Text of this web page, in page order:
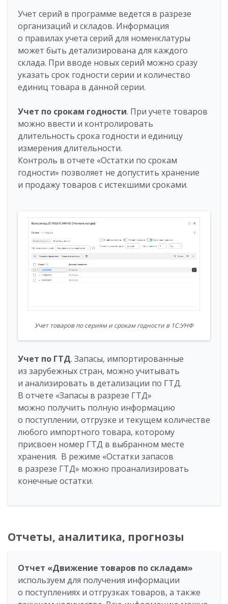
Учет серий в программе ведется в разрезе
организаций и складов. Информация
о правилах учета серий для номенклатуры
может быть детализирована для каждого
склада. При вводе новых серий можно сразу
указать срок годности серии и количество
единиц товара в данной серии.
Учет по срокам годности. При учете товаров
можно ввести и контролировать
длительность срока годности и единицу
измерения длительности.
Контроль в отчете «Остатки по срокам
годности» позволяет не допустить хранение
и продажу товаров с истекшими сроками.
Учет товаров по сериям и срокам годности в 1С:УНФ
Учет по ГТД. Запасы, импортированные
из зарубежных стран, можно учитывать
и анализировать в детализации по ГТД.
В отчете «Запасы в разрезе ГТД»
можно получить полную информацию
о поступлении, отгрузке и текущем количестве
любого импортного товара, которому
присвоен номер ГТД в выбранном месте
хранения. В режиме «Остатки запасов
в разрезе ГТД» можно проанализировать
конечные остатки.
Отчеты, аналитика, прогнозы
Отчет «Движение товаров по складам»
используем для получения информации
о поступлениях и отгрузках товаров, а также